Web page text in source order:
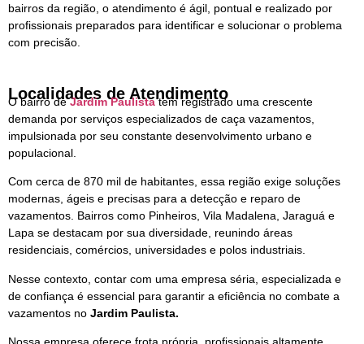
bairros da região, o atendimento é ágil, pontual e realizado por
profissionais preparados para identificar e solucionar o problema
com precisão.
Localidades de Atendimento
O bairro deJardim Paulistatem registrado uma crescente
demanda por serviços especializados de caça vazamentos,
impulsionada por seu constante desenvolvimento urbano e
populacional.
Com cerca de 870 mil de habitantes, essa região exige soluções
modernas, ágeis e precisas para a detecção e reparo de
vazamentos. Bairros como Pinheiros, Vila Madalena, Jaraguá e
Lapa se destacam por sua diversidade, reunindo áreas
residenciais, comércios, universidades e polos industriais.
Nesse contexto, contar com uma empresa séria, especializada e
de confiança é essencial para garantir a eficiência no combate a
vazamentos no Jardim Paulista.